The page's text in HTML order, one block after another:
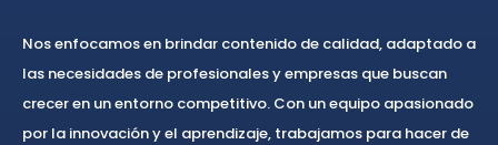
Nos enfocamos en brindar contenido de calidad, adaptado a
las necesidades de profesionales y empresas que buscan
crecer en un entorno competitivo. Con un equipo apasionado
por la innovación y el aprendizaje, trabajamos para hacer de